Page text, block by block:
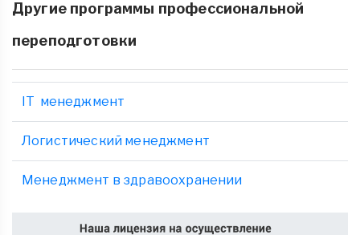
Другие программы профессиональной
переподготовки
IT менеджмент
Логистический менеджмент
Менеджмент в здравоохранении